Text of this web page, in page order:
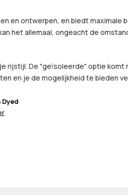
en ontwerpen, en biedt
het allemaal, ongeacht de
rijstijl. De "geïsoleerde" optie
en je de mogelijkheid te bieden